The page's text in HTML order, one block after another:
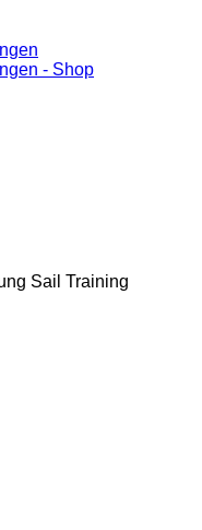
- Shop
Sail Training